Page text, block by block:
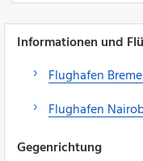
Informationen und
Flughafen
Flughafen
Gegenrichtung